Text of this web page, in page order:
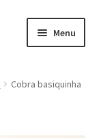
Menu
Cobra basiquinha